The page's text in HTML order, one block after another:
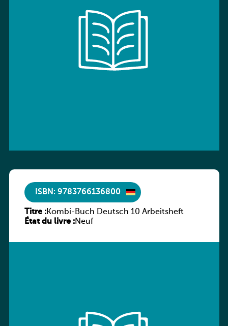
ISBN: 9783766136800
Titre :Kombi-Buch Deutsch 10 Arbeitsheft
État du livre :Neuf